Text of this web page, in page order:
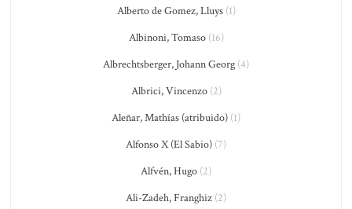
Alberto de Gomez, Lluys(1)
Albinoni, Tomaso(16)
Albrechtsberger, Johann Georg (4)
Albrici, Vincenzo(2)
Aleñar, Mathías (atribuido) (1)
Alfonso X (El Sabio) (7)
Alfvén, Hugo (2)
Ali-Zadeh, Franghiz (2)